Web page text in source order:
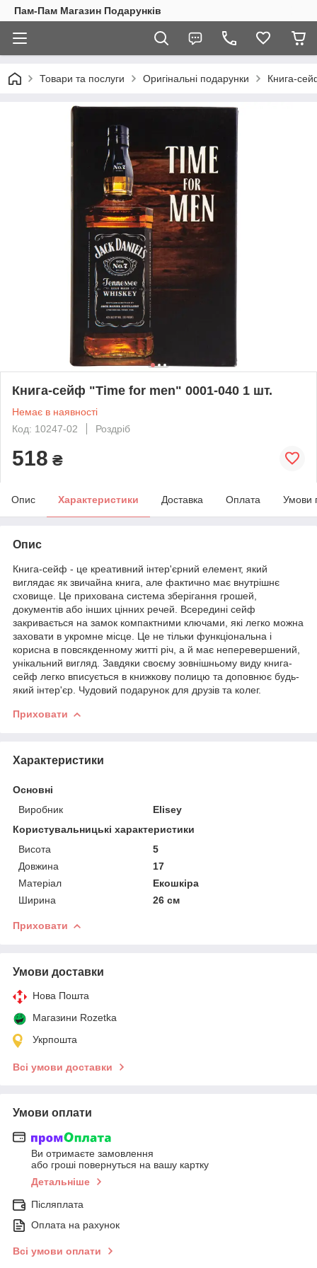
Пам-Пам Магазин Подарунків
Товари та послуги Оригінальні подарунки Книга-
Книга-сейф "Time for men" 0001-040 1 шт.
Немає в наявності
Код: 10247-02
Роздріб
518 ₴
Опис Характеристики Доставка Оплата Умови
Опис
Книга-сейф - це креативний інтер'єрний елемент, який
виглядає як звичайна книга, але фактично має внутрішнє
сховище. Це прихована система зберігання грошей,
документів або інших цінних речей. Всередині сейф
закривається на замок компактними ключами, які легко можна
заховати в укромне місце. Це не тільки функціональна і
корисна в повсякденному житті річ, а й має неперевершений,
унікальний вигляд. Завдяки своєму зовнішньому виду книга-
сейф легко вписується в книжкову полицю та доповнює будь-
який інтер'єр. Чудовий подарунок для друзів та колег.
Приховати
Характеристики
Основні
Виробник
Elisey
Користувальницькі характеристики
Висота
5
Довжина
17
Матеріал
Екошкіра
Ширина
26 см
Приховати
Умови доставки
Нова Пошта
Магазини Rozetka
Укрпошта
Всі умови доставки
Умови оплати
Ви отримаєте замовлення
або гроші повернуться на вашу картку
Детальніше
Післяплата
Оплата на рахунок
Всі умови оплати